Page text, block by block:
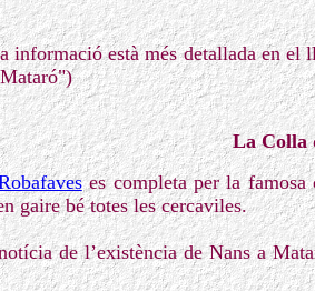
informació està més detallada en
La Colla
es completa per la famosa
gaire bé totes les cercaviles.
de l’existència de Nans a